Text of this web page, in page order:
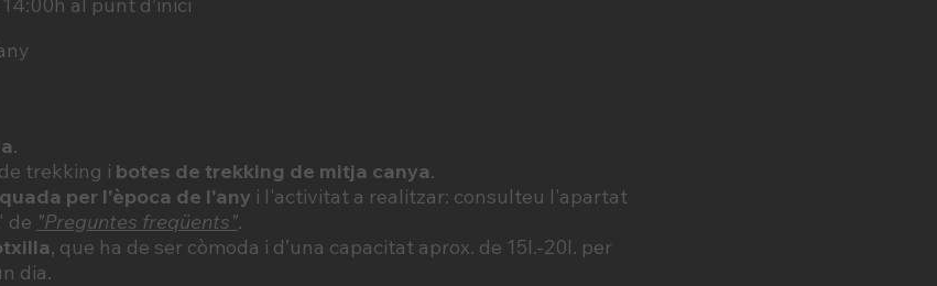
.
de trekking i botes de trekking de mitja canya.
per l'època de l'any i l'activitat a realitzar: consulteu l'apartat
de "Preguntes freqüents".
, que ha de ser còmoda i d’una capacitat aprox. de 15l.-20l. per
dia.